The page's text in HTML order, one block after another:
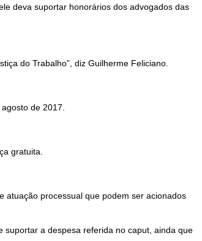
deva suportar honorários dos advogados das
do Trabalho”, diz Guilherme Feliciano.
de 2017.
gratuita.
atuação processual que podem ser acionados
suportar a despesa referida no caput, ainda que